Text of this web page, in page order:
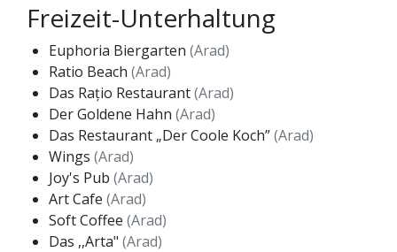
Freizeit-Unterhaltung
Euphoria Biergarten (Arad)
Ratio Beach (Arad)
Das Rațio Restaurant(Arad)
Der Goldene Hahn (Arad)
Das Restaurant „Der Coole Koch”(Arad)
Wings (Arad)
Joy's Pub (Arad)
Art Cafe (Arad)
Soft Coffee (Arad)
Das ,,Arta" (Arad)